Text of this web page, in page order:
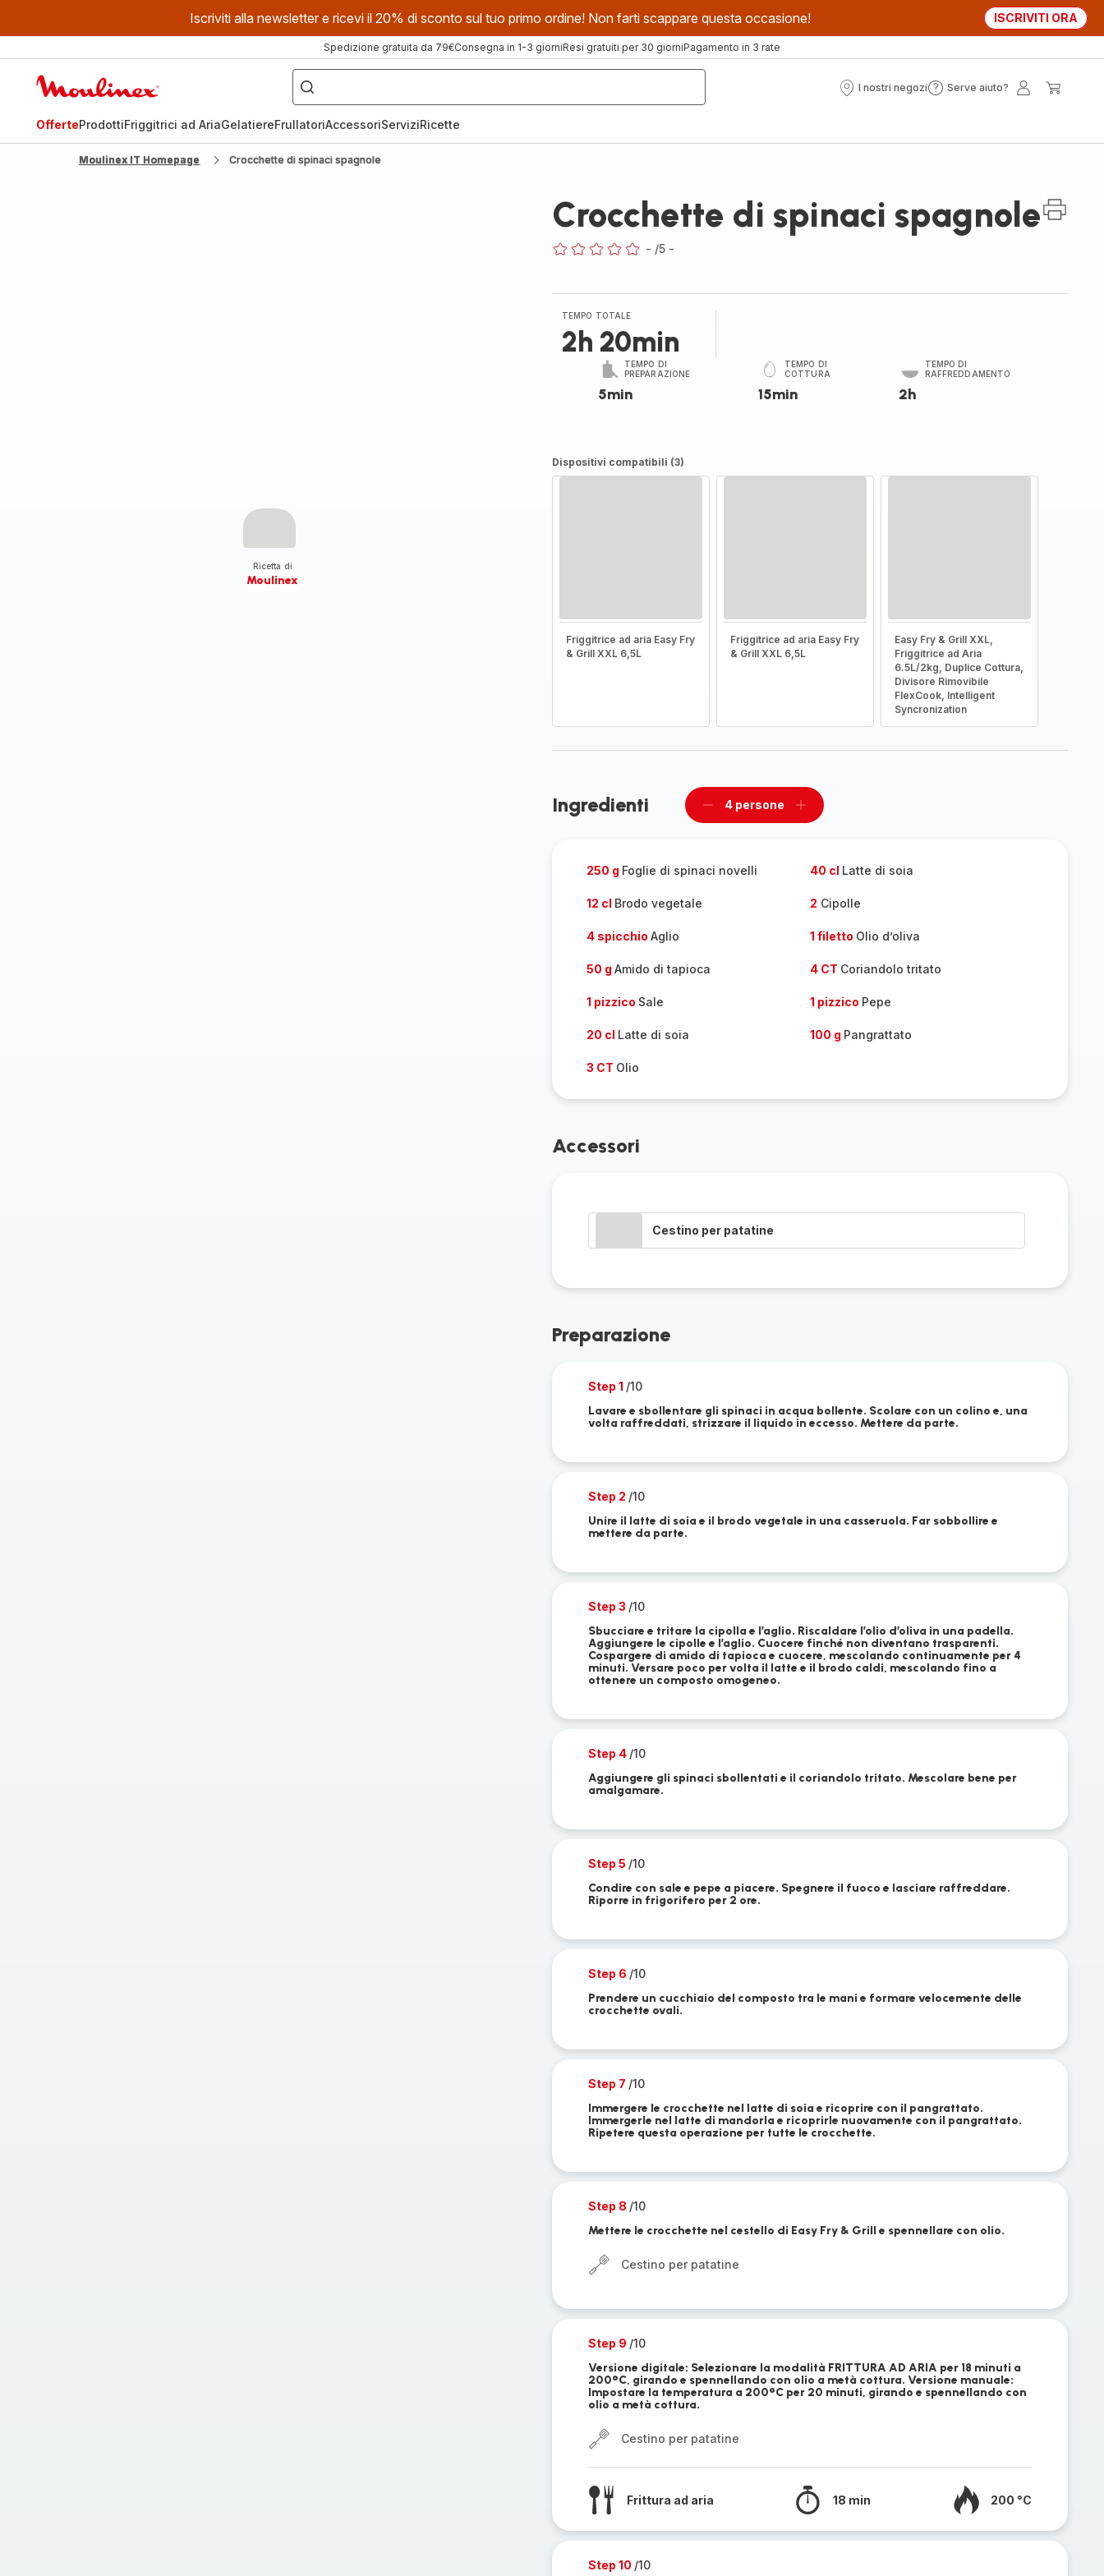
Iscriviti alla newsletter e ricevi il 20% di sconto sul tuo primo ordine! Non farti scappare questa occasione! ISCRIVITI ORA
Spedizione gratuita da 79€Consegna in 1-3 giorniResi gratuiti per 30 giorniPagamento in 3 rate
Cosa
stai
cercando?
I nostri negozi
I
Serve aiuto?
Serve
OfferteProdottiFriggitrici ad AriaGelatiereFrullatoriAccessoriServiziRicette
Moulinex IT Homepage Crocchette di spinaci spagnole
Ricetta di
Moulinex
Crocchette di spinaci spagnole
- /5 -
TEMPO TOTALE
2h 20min
TEMPO DI
PREPARAZIONE
5min
TEMPO DI
COTTURA
15min
TEMPO DI
RAFFREDDAMENTO
2h
Dispositivi compatibili (3)
Friggitrice ad aria Easy Fry
& Grill XXL 6,5L
Friggitrice ad aria Easy Fry
& Grill XXL 6,5L
Easy Fry & Grill XXL,
Friggitrice ad Aria
6.5L/2kg, Duplice Cottura,
Divisore Rimovibile
FlexCook, Intelligent
Syncronization
Ingredienti
Rimuovi
4 persone
Aggiungi
250 g Foglie di spinaci novelli 40 cl Latte di soia
12 cl Brodo vegetale 2 Cipolle
4 spicchio Aglio 1 filetto Olio d’oliva
50 g Amido di tapioca 4 CT Coriandolo tritato
1 pizzico Sale 1 pizzico Pepe
20 cl Latte di soia 100 g Pangrattato
3 CT Olio
Accessori
Cestino per patatine
Preparazione
Step 1 /10
Lavare e sbollentare gli spinaci in acqua bollente. Scolare con un colino e, una
volta raffreddati, strizzare il liquido in eccesso. Mettere da parte.
Step 2 /10
Unire il latte di soia e il brodo vegetale in una casseruola. Far sobbollire e
mettere da parte.
Step 3 /10
Sbucciare e tritare la cipolla e l’aglio. Riscaldare l’olio d’oliva in una padella.
Aggiungere le cipolle e l’aglio. Cuocere finché non diventano trasparenti.
Cospargere di amido di tapioca e cuocere, mescolando continuamente per 4
minuti. Versare poco per volta il latte e il brodo caldi, mescolando fino a
ottenere un composto omogeneo.
Step 4 /10
Aggiungere gli spinaci sbollentati e il coriandolo tritato. Mescolare bene per
amalgamare.
Step 5 /10
Condire con sale e pepe a piacere. Spegnere il fuoco e lasciare raffreddare.
Riporre in frigorifero per 2 ore.
Step 6 /10
Prendere un cucchiaio del composto tra le mani e formare velocemente delle
crocchette ovali.
Step 7 /10
Immergere le crocchette nel latte di soia e ricoprire con il pangrattato.
Immergerle nel latte di mandorla e ricoprirle nuovamente con il pangrattato.
Ripetere questa operazione per tutte le crocchette.
Step 8 /10
Mettere le crocchette nel cestello di Easy Fry & Grill e spennellare con olio.
Cestino per patatine
Step 9 /10
Versione digitale: Selezionare la modalità FRITTURA AD ARIA per 18 minuti a
200°C, girando e spennellando con olio a metà cottura. Versione manuale:
Impostare la temperatura a 200°C per 20 minuti, girando e spennellando con
olio a metà cottura.
Cestino per patatine
Frittura ad aria 18 min 200 °C
Step 10 /10